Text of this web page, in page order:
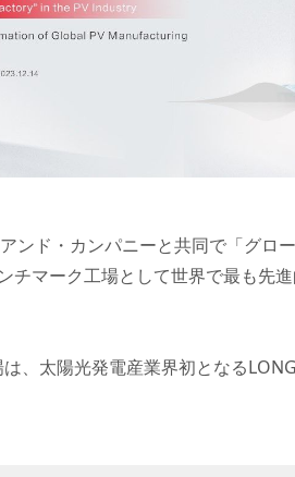
ンド・カンパニーと共同で「グロ
チマーク工場として世界で最も先
、太陽光発電産業界初となる